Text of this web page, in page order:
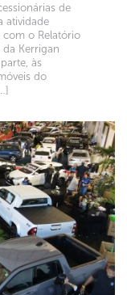
de
atividade
o Relatório
Kerrigan
às
do